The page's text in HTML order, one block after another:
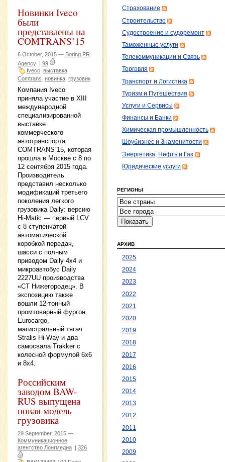
Новинки Iveco
были
представлены на
COMTRANS’15
6 October, 2015 — Boring PR
Agency
99
Iveco выставка
Comtrans новинка грузовик
Компания Iveco
приняла участие в XIII
международной
специализированной
выставке
коммерческого
автотранспорта
COMTRANS`15, которая
прошла в Москве с 8 по
12 сентября 2015 года.
Производитель
представил несколько
модификаций третьего
поколения легкого
грузовика Daily: версию
Hi-Matic — первый LCV
с 8-ступенчатой
автоматической
коробкой передач,
шасси с полным
приводом Daily 4x4 и
микроавтобус Daily
2227UU производства
«СТ Нижегородец». В
экспозицию также
вошли 12-тонный
промтоварный фургон
Eurocargo,
магистральный тягач
Stralis Hi-Way и два
самосвала Trakker с
колесной формулой 6х6
и 8х4.
Российским
заводом BAW-
RUS выпущена
новая модель
грузовика
29 September, 2015 —
Коммуникационное
агентство Лонгмедиа | 326
Страхование
Строительство
Судостроение и судоремонт
Таможенные услуги
Телекоммуникации и Связь
Торговля
Транспорт и Логистика
Туризм и Путешествия
Услуги и Сервисы
Финансы и Банки
Химическая промышленность
Шоубизнес и Знаменитости
Энергетика, Нефть и Газ
Юридические услуги
РЕГИОНЫ
АРХИВ
2025
2024
2023
2022
2021
2020
2019
2018
2017
2016
2015
2014
2013
2012
2011
2010
2009